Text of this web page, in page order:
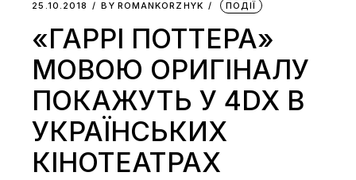
25.10.2018 BY ROMANKORZHYK ПОДІЇ
«ГАРРІ ПОТТЕРА»
МОВОЮ ОРИГІНАЛУ
ПОКАЖУТЬ У 4DX В
УКРАЇНСЬКИХ
КІНОТЕАТРАХ